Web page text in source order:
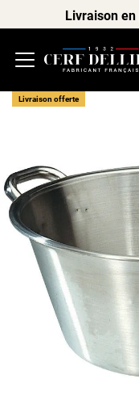
Livraison
Livraison offerte